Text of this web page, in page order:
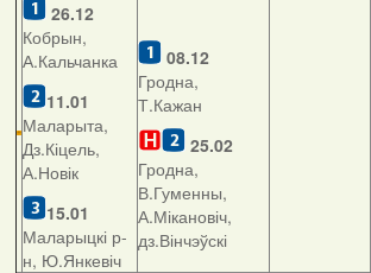
26.12
Кобрын,
А.Кальчанка
11.01
Маларыта,
Дз.Кіцель,
А.Новік
15.01
Маларыцкі р-
н, Ю.Янкевіч
08.12
Гродна,
Т.Кажан
25.02
Гродна,
В.Гуменны,
А.Мікановіч,
дз.Вінчэўскі